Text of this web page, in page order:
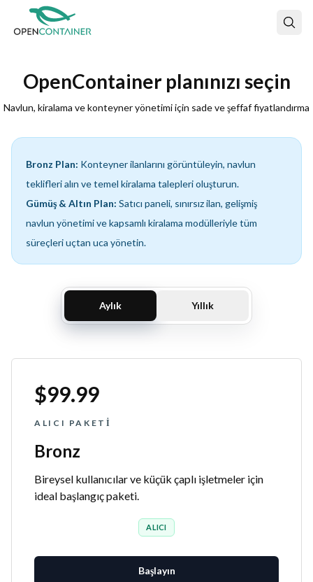
OpenContainer planınızı seçin
Navlun, kiralama ve konteyner yönetimi için sade ve şeffaf fiyatlandırma
Bronz Plan: Konteyner ilanlarını görüntüleyin, navlun
teklifleri alın ve temel kiralama talepleri oluşturun.
Gümüş & Altın Plan: Satıcı paneli, sınırsız ilan, gelişmiş
navlun yönetimi ve kapsamlı kiralama modülleriyle tüm
süreçleri uçtan uca yönetin.
Aylık Yıllık
$99.99
ALICI PAKETI
Bronz
Bireysel kullanıcılar ve küçük çaplı işletmeler için
ideal başlangıç paketi.
ALICI
Başlayın